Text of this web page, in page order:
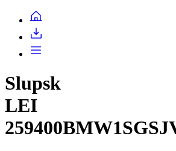
Slupsk
LEI